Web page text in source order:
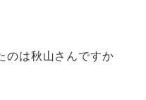
のは秋山さんですか